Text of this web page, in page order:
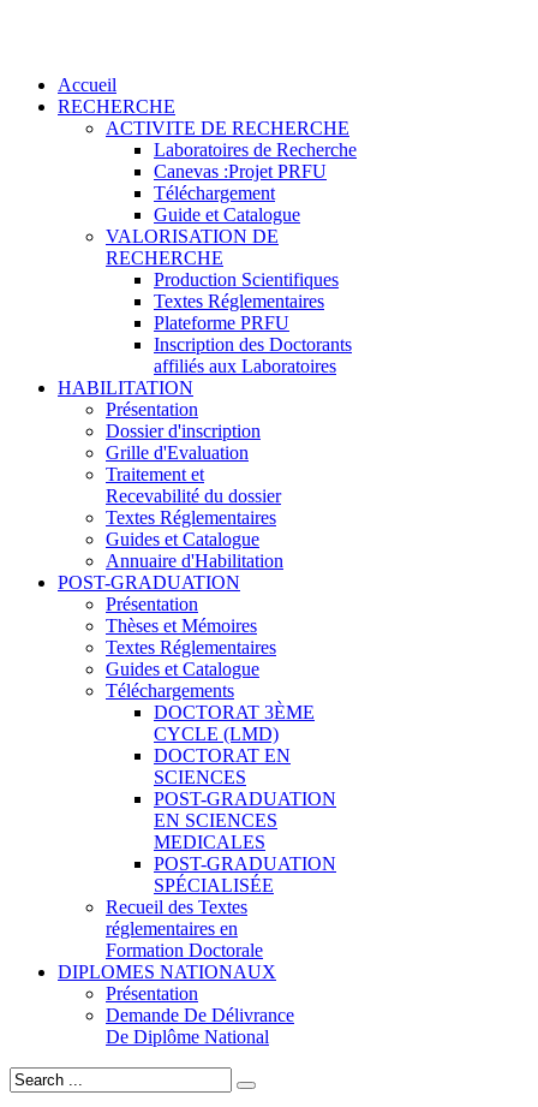
Accueil
RECHERCHE
ACTIVITE DE RECHERCHE
Laboratoires de Recherche
Canevas :Projet PRFU
Téléchargement
Guide et Catalogue
VALORISATION DE
RECHERCHE
Production Scientifiques
Textes Réglementaires
Plateforme PRFU
Inscription des Doctorants
affiliés aux Laboratoires
HABILITATION
Présentation
Dossier d'inscription
Grille d'Evaluation
Traitement et
Recevabilité du dossier
Textes Réglementaires
Guides et Catalogue
Annuaire d'Habilitation
POST-GRADUATION
Présentation
Thèses et Mémoires
Textes Réglementaires
Guides et Catalogue
Téléchargements
DOCTORAT 3ÈME
CYCLE (LMD)
DOCTORAT EN
SCIENCES
POST-GRADUATION
EN SCIENCES
MEDICALES
POST-GRADUATION
SPÉCIALISÉE
Recueil des Textes
réglementaires en
Formation Doctorale
DIPLOMES NATIONAUX
Présentation
Demande De Délivrance
De Diplôme National